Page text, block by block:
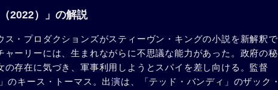
2022）」の解説
ス・プロダクションズがスティーヴン・キングの小説を新解釈で
ャーリーには、生まれながらに不思議な能力があった。政府の秘
の存在に気づき、軍事利用しようとスパイを差し向ける。監督
のキース・トーマス。出演は、「テッド・バンディ」のザック・